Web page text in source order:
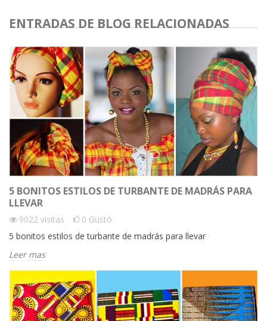
ENTRADAS DE BLOG RELACIONADAS
5 BONITOS ESTILOS DE TURBANTE DE MADRÁS PARA
LLEVAR
9022 visitas 0 Gustó
5 bonitos estilos de turbante de madrás para llevar
Leer mas